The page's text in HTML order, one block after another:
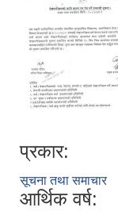
प्रकार:
सूचना तथा समाचार
आर्थिक वर्ष: